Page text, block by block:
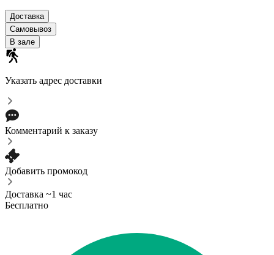
Доставка
Самовывоз
В зале
Указать адрес доставки
Комментарий к заказу
Добавить промокод
Доставка ~1 час
Бесплатно